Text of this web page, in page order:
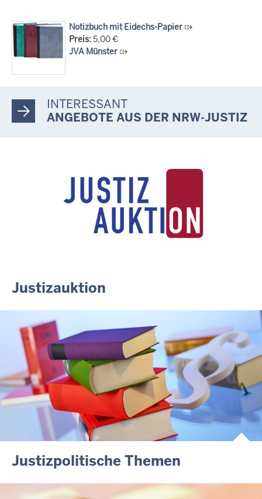
Notizbuch mit Eidechs-Papier
Preis:5,00 €
JVA Münster
INTERESSANT
ANGEBOTE AUS DER NRW-JUSTIZ
Justizauktion
Justizpolitische Themen